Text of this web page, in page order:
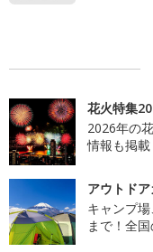
花火特集
2026年の
情報も掲載
アウトド
キャンプ
まで！全